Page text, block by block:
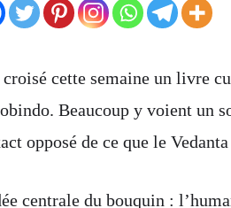
croisé cette semaine un livre
Beaucoup y voient un
opposé de ce que le
centrale du bouquin :